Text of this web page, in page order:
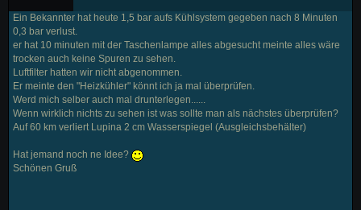
Ein Bekannter hat heute 1,5 bar aufs Kühlsystem gegeben nach 8 Minuten
0,3 bar verlust.
er hat 10 minuten mit der Taschenlampe alles abgesucht meinte alles wäre
trocken auch keine Spuren zu sehen.
Luftfilter hatten wir nicht abgenommen.
Er meinte den "Heizkühler" könnt ich ja mal überprüfen.
Werd mich selber auch mal drunterlegen......
Wenn wirklich nichts zu sehen ist was sollte man als nächstes überprüfen?
Auf 60 km verliert Lupina 2 cm Wasserspiegel (Ausgleichsbehälter)
Hat jemand noch ne Idee?
Schönen Gruß